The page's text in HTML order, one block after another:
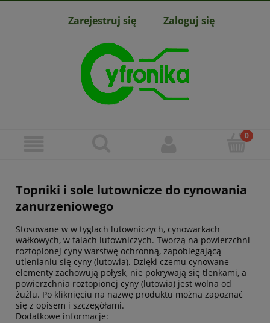
Zarejestruj się Zaloguj się
Topniki i sole lutownicze do cynowania
zanurzeniowego
Stosowane w w tyglach lutowniczych, cynowarkach
wałkowych, w falach lutowniczych. Tworzą na powierzchni
roztopionej cyny warstwę ochronną, zapobiegającą
utlenianiu się cyny (lutowia). Dzięki czemu cynowane
elementy zachowują połysk, nie pokrywają się tlenkami, a
powierzchnia roztopionej cyny (lutowia) jest wolna od
żużlu. Po kliknięciu na nazwę produktu można zapoznać
się z opisem i szczegółami.
Dodatkowe informacje: